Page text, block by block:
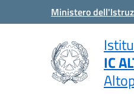
Vai ai contenuti
Vai al menu di navigazione
Ministero
IC